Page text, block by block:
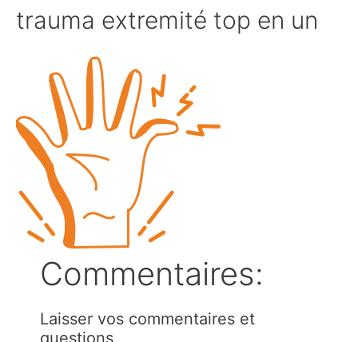
trauma extremité top en un
Commentaires:
Laisser vos commentaires et
questions